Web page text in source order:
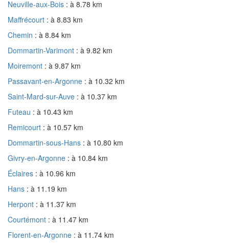
Neuville-aux-Bois : à 8.78 km
Maffrécourt : à 8.83 km
Chemin : à 8.84 km
Dommartin-Varimont : à 9.82 km
Moiremont : à 9.87 km
Passavant-en-Argonne : à 10.32 km
Saint-Mard-sur-Auve : à 10.37 km
Futeau : à 10.43 km
Remicourt : à 10.57 km
Dommartin-sous-Hans : à 10.80 km
Givry-en-Argonne : à 10.84 km
Éclaires : à 10.96 km
Hans : à 11.19 km
Herpont : à 11.37 km
Courtémont : à 11.47 km
Florent-en-Argonne : à 11.74 km